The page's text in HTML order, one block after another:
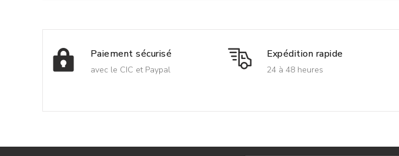
Paiement sécurisé
avec le CIC et Paypal
Expédition rapide
24 à 48 heures